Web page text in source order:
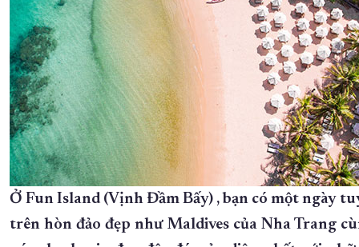
Ở Fun Island (Vịnh Đầm Bấy) , bạn có một ngày
trên hòn đảo đẹp như Maldives của Nha Trang